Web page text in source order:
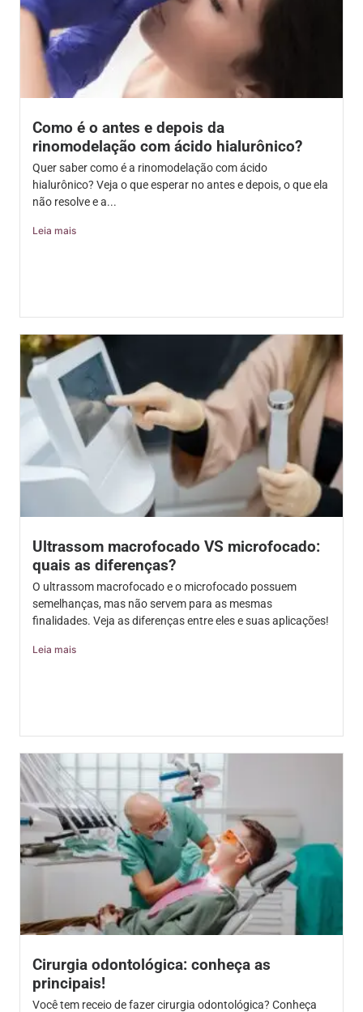
Como é o antes e depois da
rinomodelação com ácido hialurônico?
Quer saber como é a rinomodelação com ácido
hialurônico? Veja o que esperar no antes e depois, o que ela
não resolve e a...
Leia mais
Ultrassom macrofocado VS microfocado:
quais as diferenças?
O ultrassom macrofocado e o microfocado possuem
semelhanças, mas não servem para as mesmas
finalidades. Veja as diferenças entre eles e suas aplicações!
Leia mais
Cirurgia odontológica: conheça as
principais!
Você tem receio de fazer cirurgia odontológica? Conheça